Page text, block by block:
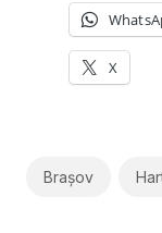
X
Brașov